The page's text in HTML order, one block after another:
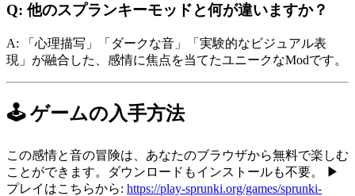
Q: 他のスプランキーモッドと何が違いますか？
A: 「心理描写」「ダークな音」「実験的なビジュアル表
現」が融合した、感情に焦点を当てたユニークなModです。
🕹️ ゲームの入手方法
この感情と音の冒険は、あなたのブラウザから無料で楽しむ
ことができます。ダウンロードもインストールも不要。 ▶
プレイはこちらから: https://play-sprunki.org/games/sprunki-